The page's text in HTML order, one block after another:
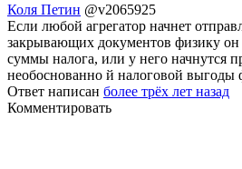
Коля Петин @v2065925
Если любой агрегатор начнет
закрывающих документов физику он
суммы налога, или у него начнутся
необоснованно й налоговой выгоды
Ответ написан более трёх лет назад
Комментировать